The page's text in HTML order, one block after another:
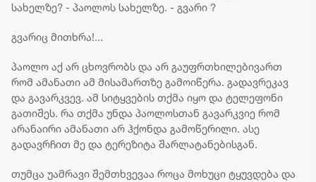
სახელზე? - პაოლოს სახელზე. - გვარი ?
გვარიც მითხრა!...
პაოლო აქ არ ცხოვრობს და არ გაუფრთხილებივართ
რომ ამანათი ამ მისამართზე გამოიწერა. გადავრეკავ
და გავარკვევ. ამ სიტყვების თქმა იყო და ტელეფონი
გათიშეს. რა თქმა უნდა პაოლოსთან გავარკვიე რომ
არანაირი ამანათი არ ჰქონდა გამოწერილი. ასე
გადავრჩით მე და ტერეზიტა შარლატანებისგან.
თუმცა უამრავი შემთხვევაა როცა მოხუცი ტყუვდება და